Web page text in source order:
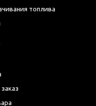
топлива